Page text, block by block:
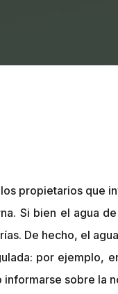
propietarios que
Si bien el agua
De hecho, el
por ejemplo,
informarse sobre la